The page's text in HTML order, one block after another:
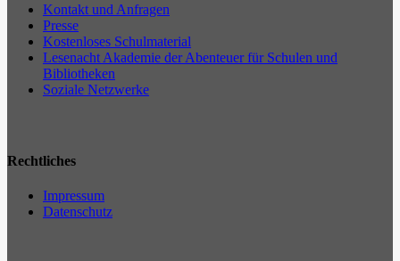
Kontakt und Anfragen
Presse
Kostenloses Schulmaterial
Lesenacht Akademie der Abenteuer für Schulen und
Bibliotheken
Soziale Netzwerke
Rechtliches
Impressum
Datenschutz